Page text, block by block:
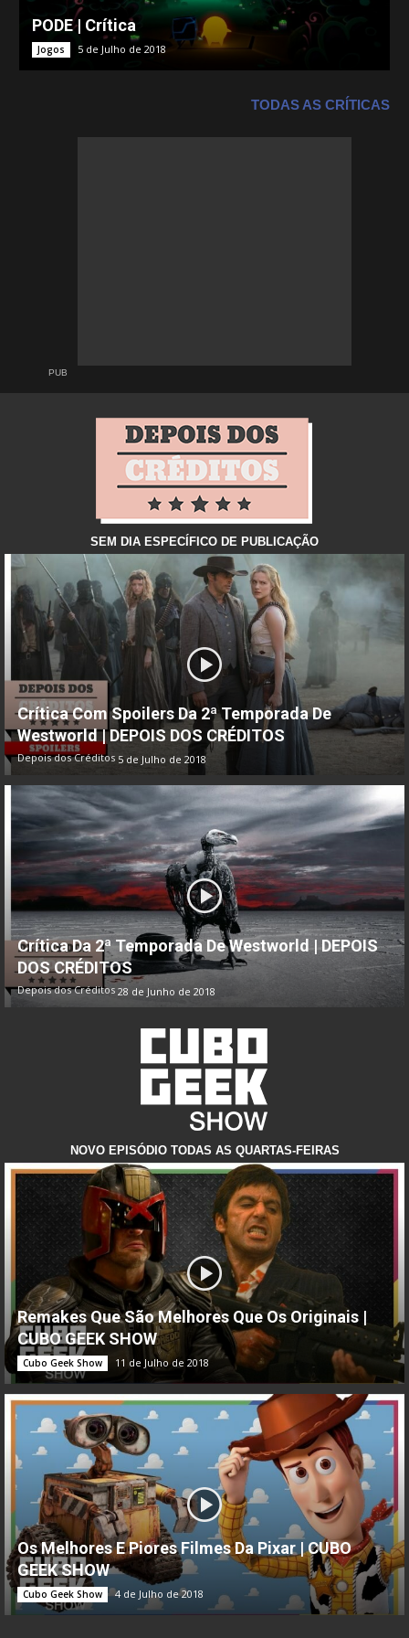
PODE | Crítica
Jogos 5 de Julho de 2018
TODAS AS CRÍTICAS
PUB
SEM DIA ESPECÍFICO DE PUBLICAÇÃO
Crítica Com Spoilers Da 2ª Temporada De
Westworld | DEPOIS DOS CRÉDITOS
Depois dos Créditos 5 de Julho de 2018
Crítica Da 2ª Temporada De Westworld | DEPOIS
DOS CRÉDITOS
Depois dos Créditos 28 de Junho de 2018
NOVO EPISÓDIO TODAS AS QUARTAS-FEIRAS
Remakes Que São Melhores Que Os Originais |
CUBO GEEK SHOW
Cubo Geek Show 11 de Julho de 2018
Os Melhores E Piores Filmes Da Pixar | CUBO
GEEK SHOW
Cubo Geek Show 4 de Julho de 2018